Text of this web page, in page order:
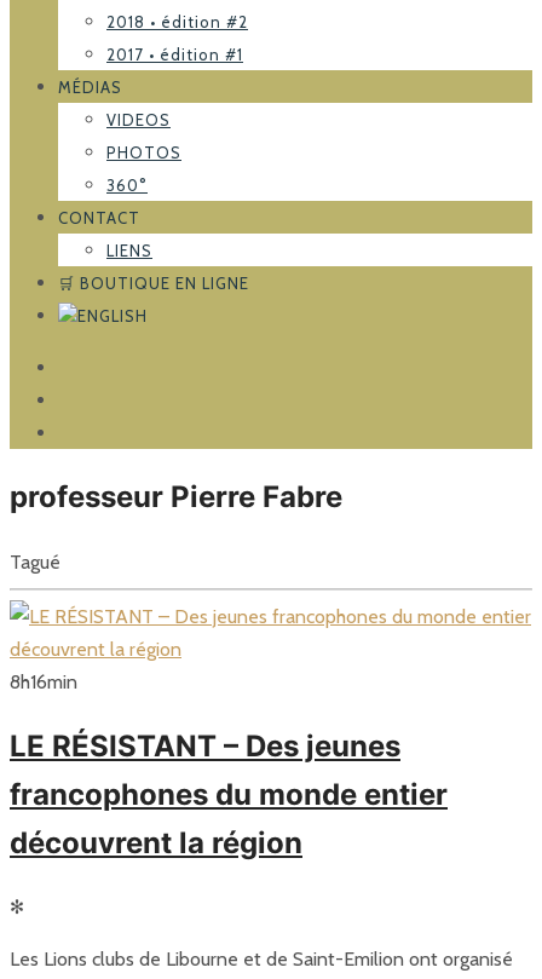
2018 • édition #2
2017 • édition #1
MÉDIAS
VIDEOS
PHOTOS
360°
CONTACT
LIENS
🛒 BOUTIQUE EN LIGNE
professeur Pierre Fabre
Tagué
8h16min
LE RÉSISTANT – Des jeunes
francophones du monde entier
découvrent la région
✻
Les Lions clubs de Libourne et de Saint-Emilion ont organisé